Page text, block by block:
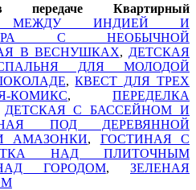
Квартирный
МЕЖДУ ИНДИЕЙ И
С НЕОБЫЧНОЙ
В ВЕСНУШКАХ, ДЕТСКАЯ
ДЛЯ МОЛОДОЙ
,КВЕСТ ДЛЯ ТРЕХ
КОМИКС, ПЕРЕДЕЛКА
ДЕТСКАЯ С БАССЕЙНОМ И
ПОД ДЕРЕВЯННОЙ
АМАЗОНКИ, ГОСТИНАЯ С
НАД ПЛИТОЧНЫМ
ГОРОДОМ, ЗЕЛЕНАЯ